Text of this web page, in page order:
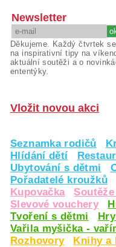
Newsletter
Děkujeme. Každý čtvrtek
na inspirativní tipy na
aktuální soutěži a o
ententýky.
Vložit novou akci
Seznamka rodičů
Hlídání dětí
Ubytování s dětmi
Pořadatelé kroužků
Kupovačka
Slevové vouchery
Tvoření s dětmi
Vařila myšička -
Rozhovory
Knihy a